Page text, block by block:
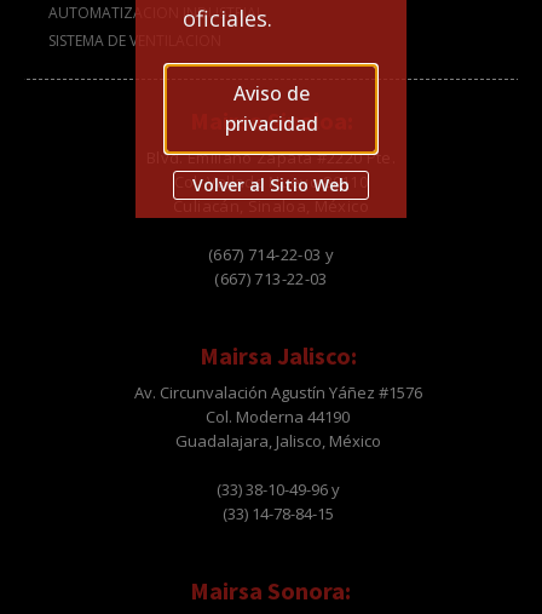
oficiales.
Aviso de
privacidad
Volver al Sitio Web
AUTOMATIZACION INDUSTRIAL
SISTEMA DE VENTILACION
Mairsa Sinaloa:
Blvd. Emiliano Zapata #2220 Pte.
Col. Vallado Nuevo 80110
Culiacán, Sinaloa, México
(667) 714-22-03 y
(667) 713-22-03
Mairsa Jalisco:
Av. Circunvalación Agustín Yáñez #1576
Col. Moderna 44190
Guadalajara, Jalisco, México
(33) 38-10-49-96 y
(33) 14-78-84-15
Mairsa Sonora: